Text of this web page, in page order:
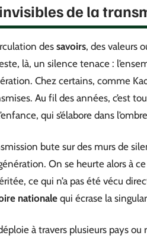
de la
des savoirs, des valeurs
là, un silence tenace :
Chez certains, comme
Au fil des années, c’est
qui s’élabore dans
bute sur des murs de
On se heurte alors à
ce qui n’a pas été vécu
nationale qui écrase la
à travers plusieurs pays